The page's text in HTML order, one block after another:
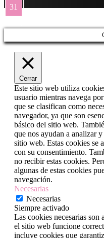
31
Cerrar
Este sitio web utiliza
usuario mientras navega
que se clasifican como
navegador, ya que son
básico del sitio web.
que nos ayudan a analizar
sitio web. Estas cookies se
con su consentimiento.
no recibir estas cookies.
algunas de estas cookies
navegación.
Necesarias
Necesarias
Siempre activado
Las cookies necesarias son
el sitio web funcione
incluye cookies que